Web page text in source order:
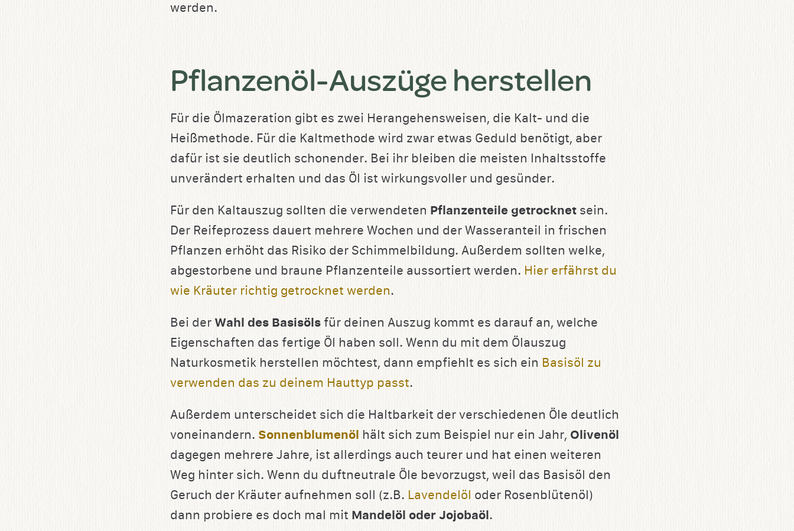
werden.
Pflanzenöl-Auszüge herstellen
Für die Ölmazeration gibt es zwei Herangehensweisen, die Kalt- und die
Heißmethode. Für die Kaltmethode wird zwar etwas Geduld benötigt, aber
dafür ist sie deutlich schonender. Bei ihr bleiben die meisten Inhaltsstoffe
unverändert erhalten und das Öl ist wirkungsvoller und gesünder.
Für den Kaltauszug sollten die verwendeten Pflanzenteile getrocknet sein.
Der Reifeprozess dauert mehrere Wochen und der Wasseranteil in frischen
Pflanzen erhöht das Risiko der Schimmelbildung. Außerdem sollten welke,
abgestorbene und braune Pflanzenteile aussortiert werden. Hier erfährst du
wie Kräuter richtig getrocknet werden.
Bei der Wahl des Basisöls für deinen Auszug kommt es darauf an, welche
Eigenschaften das fertige Öl haben soll. Wenn du mit dem Ölauszug
Naturkosmetik herstellen möchtest, dann empfiehlt es sich ein Basisöl zu
verwenden das zu deinem Hauttyp passt.
Außerdem unterscheidet sich die Haltbarkeit der verschiedenen Öle deutlich
voneinandern. Sonnenblumenöl hält sich zum Beispiel nur ein Jahr, Olivenöl
dagegen mehrere Jahre, ist allerdings auch teurer und hat einen weiteren
Weg hinter sich. Wenn du duftneutrale Öle bevorzugst, weil das Basisöl den
Geruch der Kräuter aufnehmen soll (z.B. Lavendelöl oder Rosenblütenöl)
dann probiere es doch mal mit Mandelöl oder Jojobaöl.